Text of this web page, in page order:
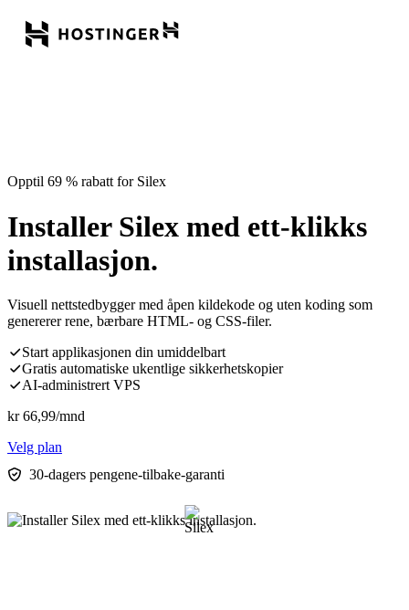
Opptil 69 % rabatt for Silex
Installer Silex med ett-klikks
installasjon.
Visuell nettstedbygger med åpen kildekode og uten koding som
genererer rene, bærbare HTML- og CSS-filer.
Start applikasjonen din umiddelbart
Gratis automatiske ukentlige sikkerhetskopier
AI-administrert VPS
kr 66,99/mnd
Velg plan
30-dagers pengene-tilbake-garanti